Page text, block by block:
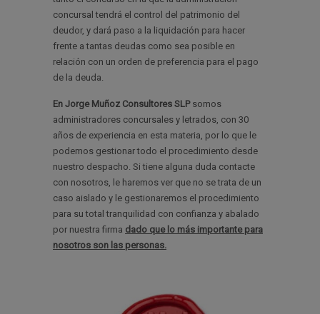
concursal tendrá el control del patrimonio del
deudor, y dará paso a la liquidación para hacer
frente a tantas deudas como sea posible en
relación con un orden de preferencia para el pago
de la deuda.
En Jorge Muñoz Consultores SLPsomos
administradores concursales y letrados, con 30
años de experiencia en esta materia, por lo que le
podemos gestionar todo el procedimiento desde
nuestro despacho. Si tiene alguna duda contacte
con nosotros, le haremos ver que no se trata de un
caso aislado y le gestionaremos el procedimiento
para su total tranquilidad con confianza y abalado
por nuestra firma dado que lo más importante para
nosotros son las personas.